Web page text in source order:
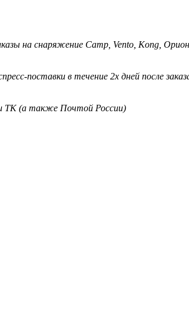
на снаряжение Camp, Vento, Kong,
поставки в течение 2х дней после
ТК (а также Почтой России)